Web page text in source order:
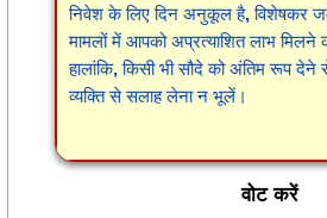
निवेश के लिए दिन अनुकूल है, विशेषकर
मामलों में आपको अप्रत्याशित लाभ मिलने
हालांकि, किसी भी सौदे को अंतिम रूप
व्यक्ति से सलाह लेना न भूलें।
वोट करें